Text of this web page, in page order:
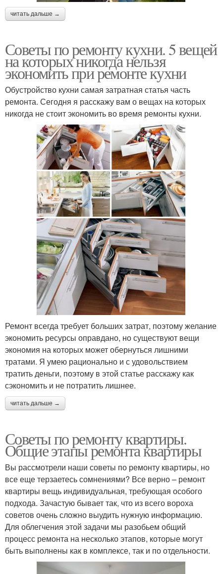
читать дальше →
Советы по ремонту кухни. 5 вещей
на которых никогда нельзя
экономить при ремонте кухни
Обустройство кухни самая затратная статья часть
ремонта. Сегодня я расскажу вам о вещах на которых
никогда не стоит экономить во время ремонты кухни.
Ремонт всегда требует больших затрат, поэтому желание
экономить ресурсы оправдано, но существуют вещи
экономия на которых может обернуться лишними
тратами. Я умею рационально и с удовольствием
тратить деньги, поэтому в этой статье расскажу как
сэкономить и не потратить лишнее.
читать дальше →
Советы по ремонту квартиры.
Общие этапы ремонта квартиры
Вы рассмотрели наши советы по ремонту квартиры, но
все еще терзаетесь сомнениями? Все верно – ремонт
квартиры вещь индивидуальная, требующая особого
подхода. Зачастую бывает так, что из всего вороха
советов очень сложно выудить нужную информацию.
Для облегчения этой задачи мы разобьем общий
процесс ремонта на несколько этапов, которые могут
быть выполнены как в комплексе, так и по отдельности.